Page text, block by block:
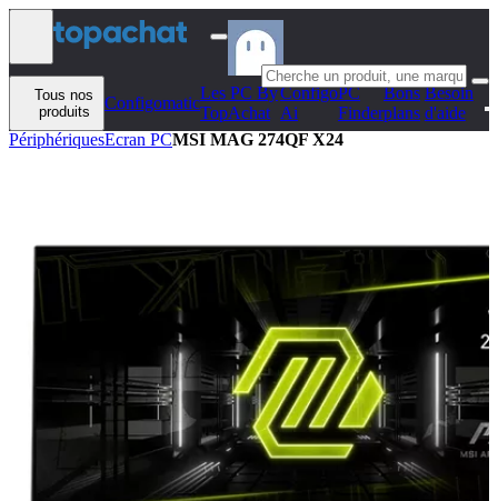
Aller au contenu
Tous nos
produits
Configomatic
Les PC By
TopAchat
Configo
Ai
PC
Finder
Bons
plans
Besoin
d'aide
PériphériquesEcran PCMSI MAG 274QF X24